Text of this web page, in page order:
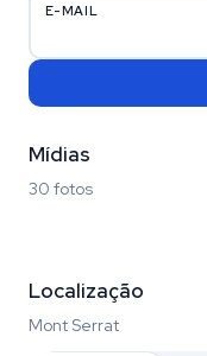
E-MAIL
Mídias
30 fotos
Localização
Mont Serrat